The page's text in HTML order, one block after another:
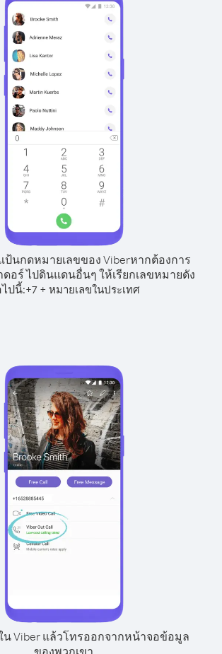
ป้นกดหมายเลขของ Viberหากต้องการ
ดอร์ ไปดินแดนอื่นๆ ให้เรียกเลขหมายดัง
ปนี้:+7+ หมายเลขในประเทศ
น Viber แล้วโทรออกจากหน้าจอข้อมูล
ของพวกเขา